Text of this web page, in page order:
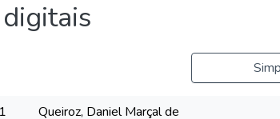
Queiroz, Daniel Marçal de